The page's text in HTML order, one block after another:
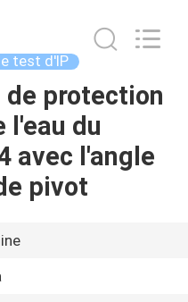
test d'IP
de protection
l'eau du
avec l'angle
pivot